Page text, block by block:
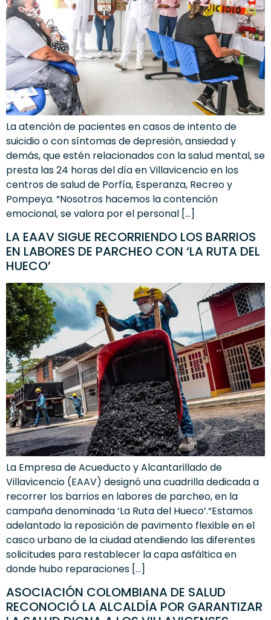
La atención de pacientes en casos de intento de
suicidio o con síntomas de depresión, ansiedad y
demás, que estén relacionados con la salud mental, se
presta las 24 horas del día en Villavicencio en los
centros de salud de Porfía, Esperanza, Recreo y
Pompeya. “Nosotros hacemos la contención
emocional, se valora por el personal […]
LA EAAV SIGUE RECORRIENDO LOS BARRIOS
EN LABORES DE PARCHEO CON ‘LA RUTA DEL
HUECO’
La Empresa de Acueducto y Alcantarillado de
Villavicencio (EAAV) designó una cuadrilla dedicada a
recorrer los barrios en labores de parcheo, en la
campaña denominada ‘La Ruta del Hueco’.“Estamos
adelantado la reposición de pavimento flexible en el
casco urbano de la ciudad atendiendo las diferentes
solicitudes para restablecer la capa asfáltica en
donde hubo reparaciones […]
ASOCIACIÓN COLOMBIANA DE SALUD
RECONOCIÓ LA ALCALDÍA POR GARANTIZAR